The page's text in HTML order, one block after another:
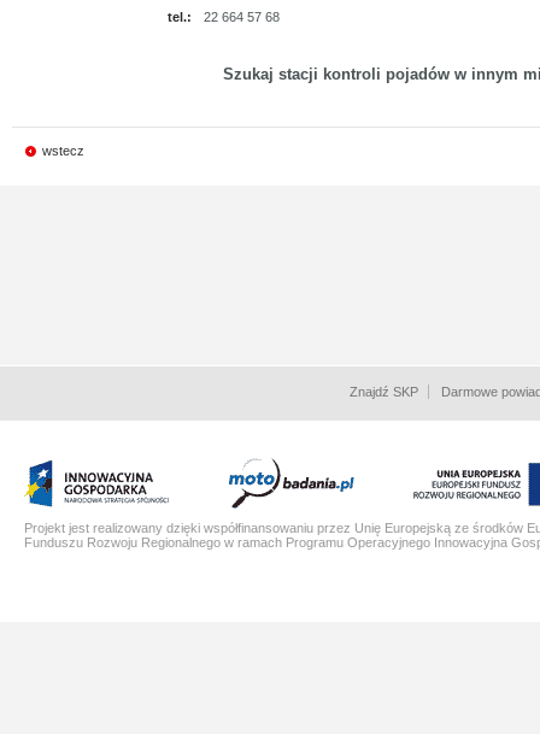
tel.:
22 664 57 68
Szukaj stacji kontroli pojadów w innym
wstecz
Znajdź SKP Darmowe
Projekt jest realizowany dzięki współfinansowaniu przez Unię Europejską ze środków
Funduszu Rozwoju Regionalnego w ramach Programu Operacyjnego Innowacyjna